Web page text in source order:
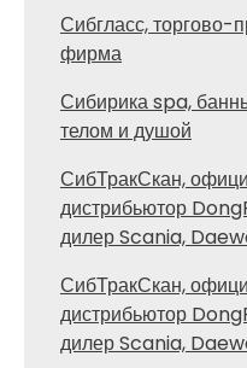
Сибгласс, торгово-
фирма
Сибирика spa,
телом и душой
СибТракСкан,
дистрибьютор
дилер Scania,
СибТракСкан,
дистрибьютор
дилер Scania,